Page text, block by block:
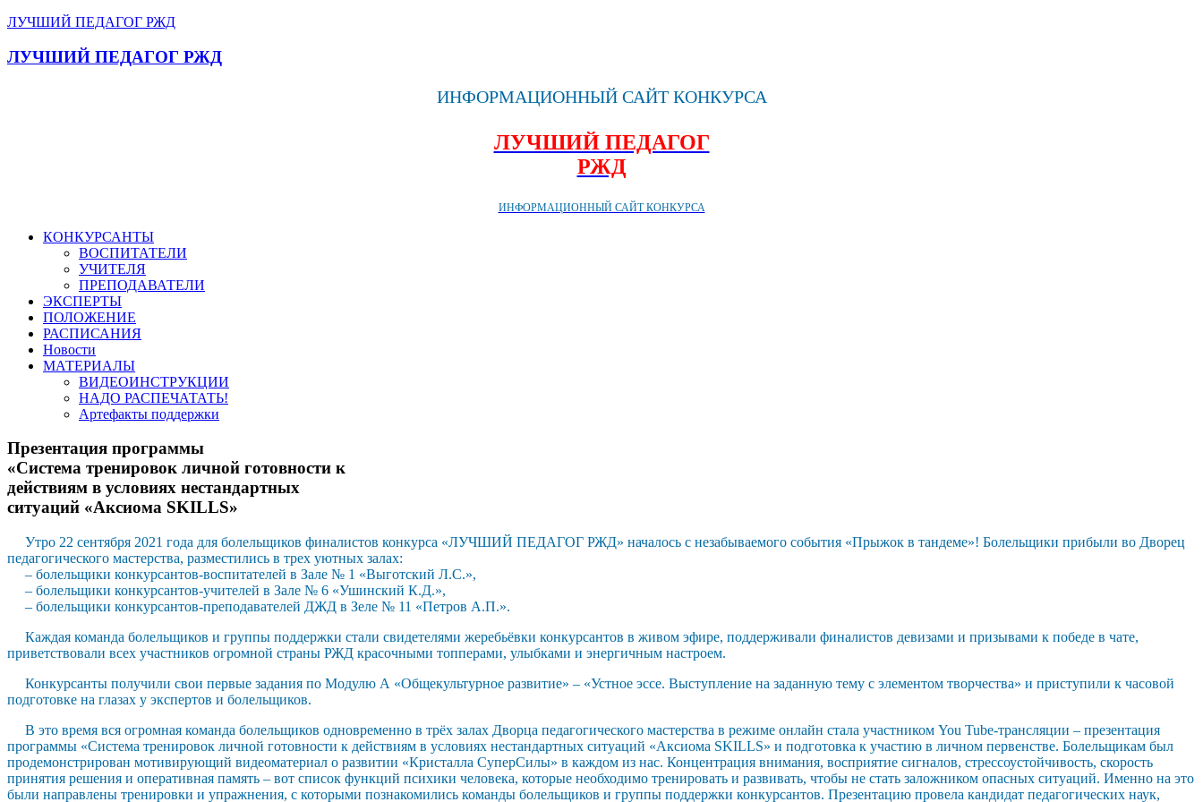
ЛУЧШИЙ ПЕДАГОГ РЖД
ЛУЧШИЙ ПЕДАГОГ РЖД
ИНФОРМАЦИОННЫЙ САЙТ КОНКУРСА
ЛУЧШИЙ ПЕДАГОГ
РЖД
ИНФОРМАЦИОННЫЙ САЙТ КОНКУРСА
КОНКУРСАНТЫ
ВОСПИТАТЕЛИ
УЧИТЕЛЯ
ПРЕПОДАВАТЕЛИ
ЭКСПЕРТЫ
ПОЛОЖЕНИЕ
РАСПИСАНИЯ
Новости
МАТЕРИАЛЫ
ВИДЕОИНСТРУКЦИИ
НАДО РАСПЕЧАТАТЬ!
Артефакты поддержки
Презентация программы
«Система тренировок личной готовности к
действиям в условиях нестандартных
ситуаций «Аксиома SKILLS»
Утро 22 сентября 2021 года для болельщиков финалистов конкурса «ЛУЧШИЙ ПЕДАГОГ РЖД» началось с незабываемого события «Прыжок в тандеме»! Болельщики прибыли во Дворец
педагогического мастерства, разместились в трех уютных залах:
– болельщики конкурсантов-воспитателей в Зале № 1 «Выготский Л.С.»,
– болельщики конкурсантов-учителей в Зале № 6 «Ушинский К.Д.»,
– болельщики конкурсантов-преподавателей ДЖД в Зеле № 11 «Петров А.П.».
Каждая команда болельщиков и группы поддержки стали свидетелями жеребьёвки конкурсантов в живом эфире, поддерживали финалистов девизами и призывами к победе в чате,
приветствовали всех участников огромной страны РЖД красочными топперами, улыбками и энергичным настроем.
Конкурсанты получили свои первые задания по Модулю А «Общекультурное развитие» – «Устное эссе. Выступление на заданную тему с элементом творчества» и приступили к часовой
подготовке на глазах у экспертов и болельщиков.
В это время вся огромная команда болельщиков одновременно в трёх залах Дворца педагогического мастерства в режиме онлайн стала участником You Tube-трансляции – презентация
программы «Система тренировок личной готовности к действиям в условиях нестандартных ситуаций «Аксиома SKILLS» и подготовка к участию в личном первенстве. Болельщикам был
продемонстрирован мотивирующий видеоматериал о развитии «Кристалла СуперСилы» в каждом из нас. Концентрация внимания, восприятие сигналов, стрессоустойчивость, скорость
принятия решения и оперативная память – вот список функций психики человека, которые необходимо тренировать и развивать, чтобы не стать заложником опасных ситуаций. Именно на это
были направлены тренировки и упражнения, с которыми познакомились команды болельщиков и группы поддержки конкурсантов. Презентацию провела кандидат педагогических наук,